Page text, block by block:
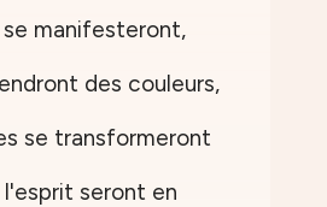
manifesteront,
des couleurs,
se transformeront
seront en